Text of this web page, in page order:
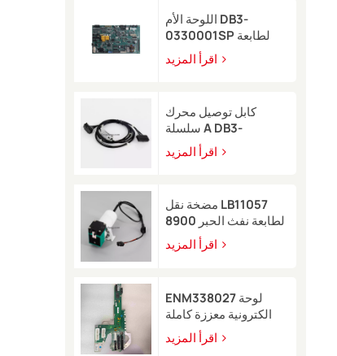
اللوحة الأم DB3-
0330001SP لطابعة
Domino A-GP النافثة
للحبر
كابل توصيل محرك
سلسلة A DB3-
0320002SP لطابعة
Domino A-GP A120
مضخة نقل LB11057
لطابعة نفث الحبر 8900
ENM338027 لوحة
الكترونية معززة كاملة
لطابعة Markem-Imaje
2200